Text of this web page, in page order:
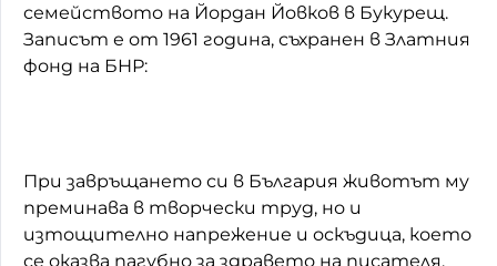
семейството на Йордан Йовков в Букурещ.
Записът е от 1961 година, съхранен в Златния
фонд на БНР:
При завръщането си в България животът му
преминава в творчески труд, но и
изтощително напрежение и оскъдица, което
се оказва пагубно за здравето на писателя.